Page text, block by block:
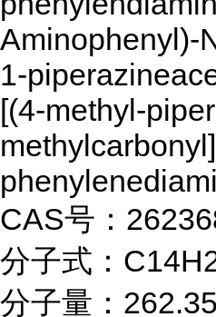
Aminophenyl)-
1-
[(4-methyl-
CAS号：
分子式：
分子量：